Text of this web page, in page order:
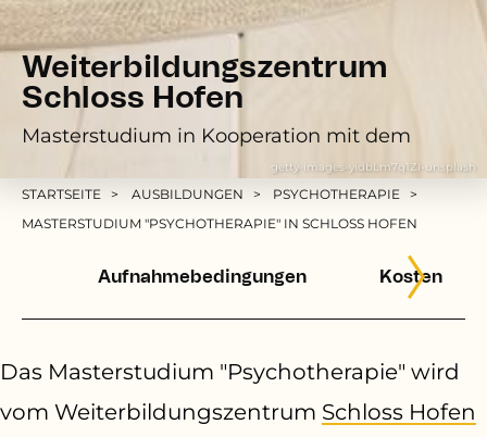
getty-images-yidbLm7q1ZI-unsplash
dummy caption text
Weiterbildungszentrum
Schloss Hofen
Masterstudium in Kooperation mit dem
STARTSEITE AUSBILDUNGEN
PSYCHOTHERAPIE
MASTERSTUDIUM "PSYCHOTHERAPIE" IN SCHLOSS HOFEN
Aufnahmebedingungen Kosten
Das Masterstudium "Psychotherapie" wird
vom Weiterbildungszentrum Schloss Hofen